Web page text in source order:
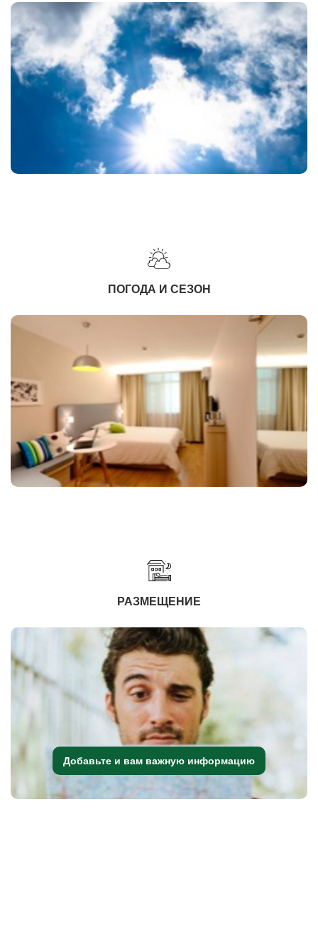
ПОГОДА И СЕЗОН
РАЗМЕЩЕНИЕ
Добавьте и вам важную информацию